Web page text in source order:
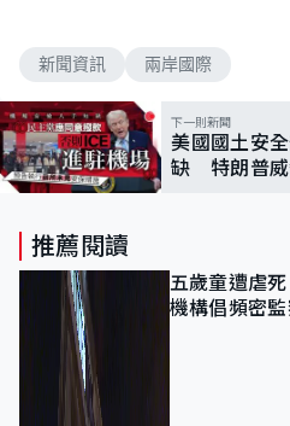
新聞資訊 兩岸國際
下一則新聞
美國國土安
缺 特朗普
推薦閱讀
五歲童遭虐
機構倡頻密